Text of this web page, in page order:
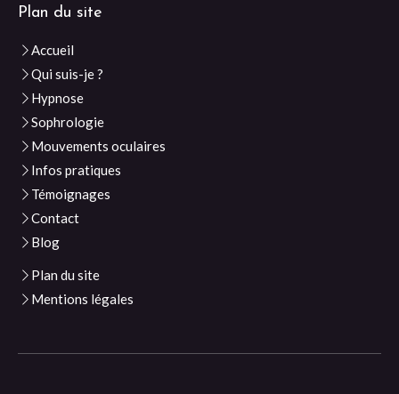
Plan du site
Accueil
Qui suis-je ?
Hypnose
Sophrologie
Mouvements oculaires
Infos pratiques
Témoignages
Contact
Blog
Plan du site
Mentions légales